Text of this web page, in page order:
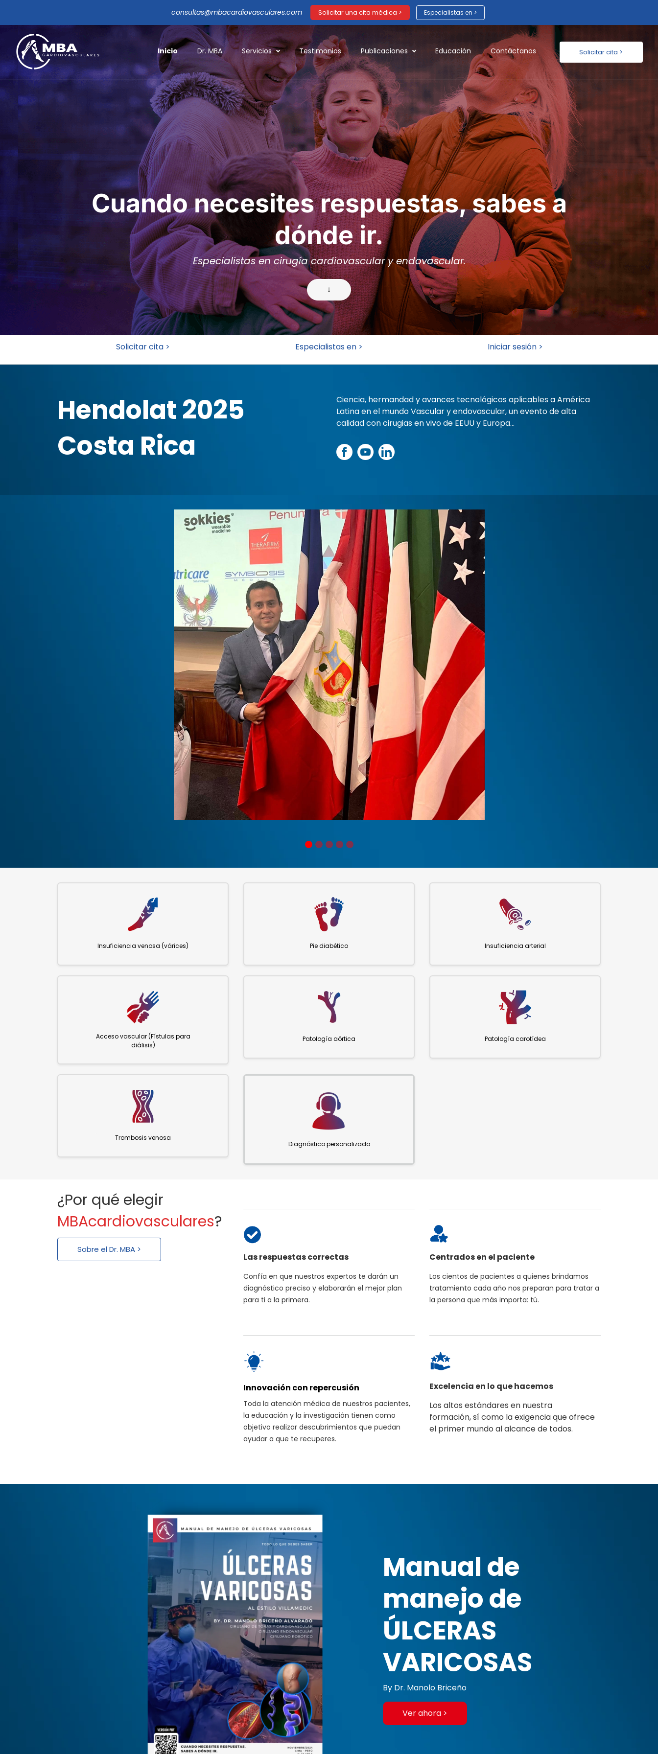
consultas@mbacardiovasculares.com Solicitar una cita médica > Especialistas en >
Inicio Dr. MBA Servicios Testimonios Publicaciones Educación Contáctanos Solicitar cita >
Cuando necesites respuestas, sabes a
dónde ir.
Especialistas en cirugía cardiovascular y endovascular.
↓
Solicitar cita > Especialistas en > Iniciar sesión >
Hendolat 2025
Costa Rica
Ciencia, hermandad y avances tecnológicos aplicables a América
Latina en el mundo Vascular y endovascular, un evento de alta
calidad con cirugias en vivo de EEUU y Europa...
Insuficiencia venosa (várices) Pie diabético Insuficiencia arterial
Acceso vascular (Fístulas para
diálisis)
Patología aórtica Patología carotídea
Trombosis venosa
Diagnóstico personalizado
¿Por qué elegir
MBAcardiovasculares?
Sobre el Dr. MBA >
Las respuestas correctas
Confía en que nuestros expertos te darán un
diagnóstico preciso y elaborarán el mejor plan
para ti a la primera.
Centrados en el paciente
Los cientos de pacientes a quienes brindamos
tratamiento cada año nos preparan para tratar a
la persona que más importa: tú.
Innovación con repercusión
Toda la atención médica de nuestros pacientes,
la educación y la investigación tienen como
objetivo realizar descubrimientos que puedan
ayudar a que te recuperes.
Excelencia en lo que hacemos
Los altos estándares en nuestra
formación, sí como la exigencia que ofrece
el primer mundo al alcance de todos.
Manual de
manejo de
ÚLCERAS
VARICOSAS
By Dr. Manolo Briceño
Ver ahora >